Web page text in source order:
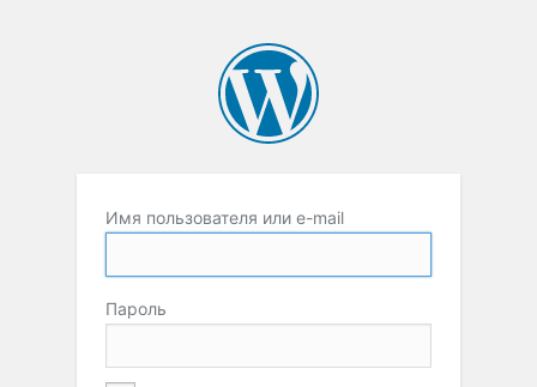
Имя пользователя или e-mail
Пароль